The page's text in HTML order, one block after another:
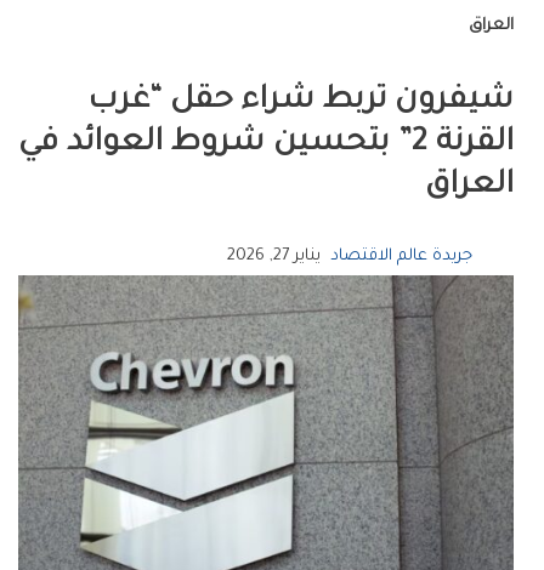
العراق
شيفرون تربط شراء حقل “غرب
القرنة 2” بتحسين شروط العوائد في
العراق
جريدة عالم الاقتصاد يناير 27, 2026